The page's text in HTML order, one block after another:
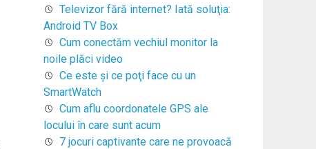
Televizor fără internet? Iată soluţia:
Android TV Box
Cum conectăm vechiul monitor la
noile plăci video
Ce este şi ce poţi face cu un
SmartWatch
Cum aflu coordonatele GPS ale
locului în care sunt acum
7 jocuri captivante care ne provoacă